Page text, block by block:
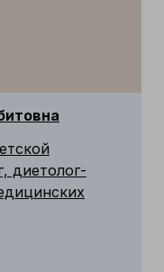
диетолог-